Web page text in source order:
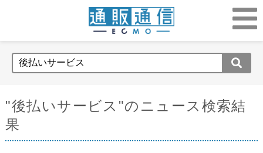
"後払いサービス"のニュース検索結
果